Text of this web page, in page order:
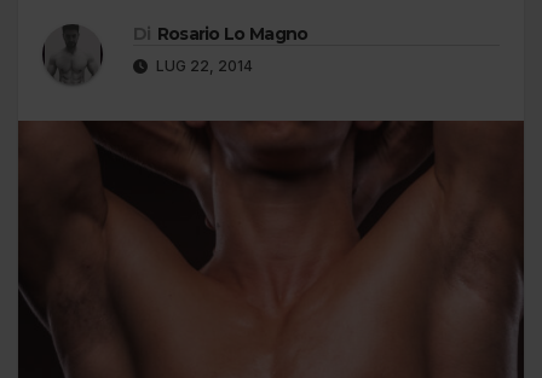
Di Rosario Lo Magno
LUG 22, 2014